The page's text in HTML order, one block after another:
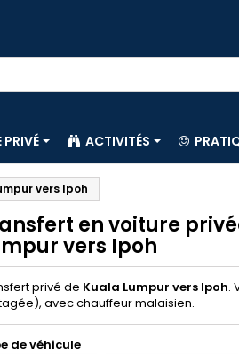
PRIVÉ ACTIVITÉS
vers Ipoh
en voiture
vers Ipoh
privé de Kuala Lumpur vers Ipoh.
avec chauffeur malaisien.
de véhicule